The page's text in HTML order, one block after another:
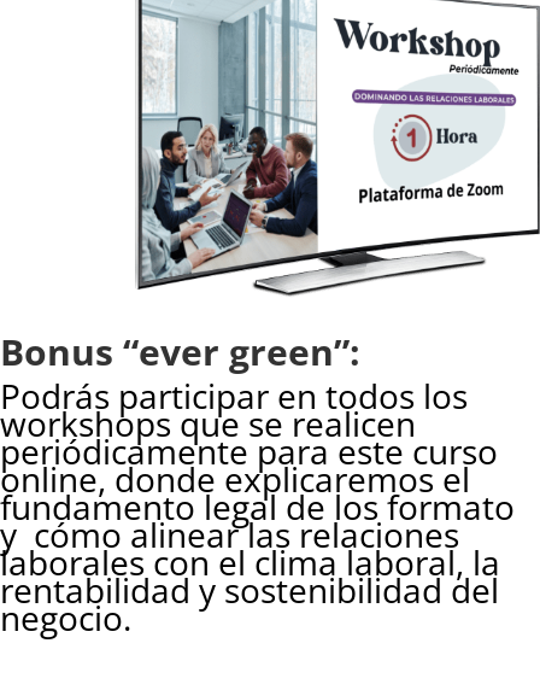
Bonus “ever green”:
Podrás participar en todos los
workshops que se realicen
periódicamente para este curso
online, donde explicaremos el
fundamento legal de los formato
y cómo alinear las relaciones
laborales con el clima laboral, la
rentabilidad y sostenibilidad del
negocio.